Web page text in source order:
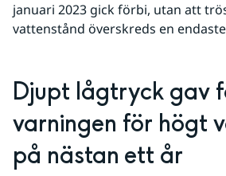
januari 2023 gick förbi, utan att
vattenstånd överskreds en
Djupt lågtryck gav
varningen för högt
på nästan ett år